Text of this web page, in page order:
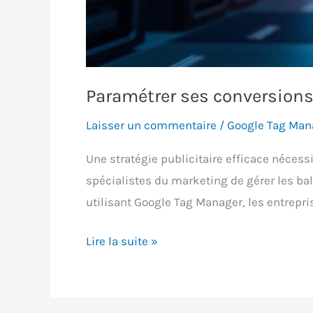
Paramétrer ses
Laisser un commentaire / Google Tag
Une stratégie publicitaire efficace
spécialistes du marketing de gérer les
utilisant Google Tag Manager, les
Paramétrer
Lire la suite »